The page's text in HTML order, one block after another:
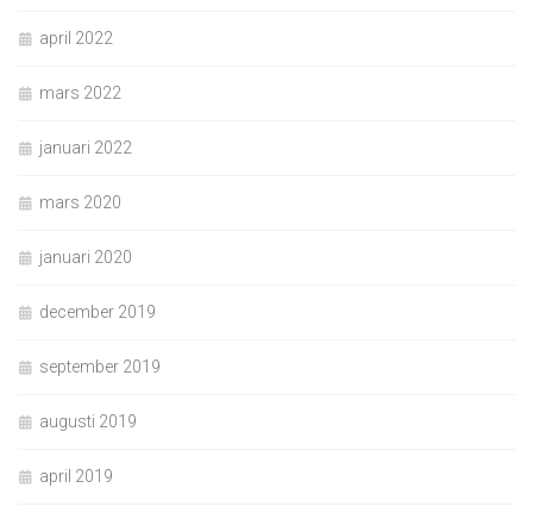
april 2022
mars 2022
januari 2022
mars 2020
januari 2020
december 2019
september 2019
augusti 2019
april 2019